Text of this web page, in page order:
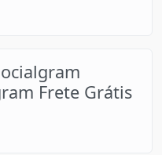
Frete Grátis